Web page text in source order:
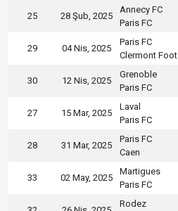
25 28 Şub, 2025
Annecy FC
Paris FC
29 04 Nis, 2025
Paris FC
Clermont Foot
30 12 Nis, 2025
Grenoble
Paris FC
27 15 Mar, 2025
Laval
Paris FC
28 31 Mar, 2025
Paris FC
Caen
33 02 May, 2025
Martigues
Paris FC
Rodez